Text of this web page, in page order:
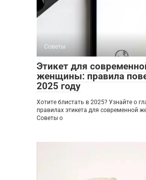
Советы
Этикет для
женщины: правила
2025 году
Хотите блистать в 2025? Узнайте о
правилах этикета для современной
Советы о